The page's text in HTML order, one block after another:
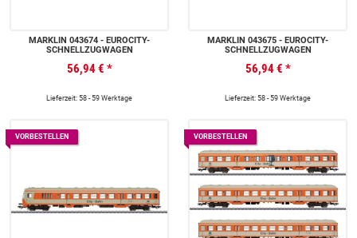
MÄRKLIN 043674 - EUROCITY-
SCHNELLZUGWAGEN
56,94 € *
Lieferzeit: 58 - 59 Werktage
MÄRKLIN 043675 - EUROCITY-
SCHNELLZUGWAGEN
56,94 € *
Lieferzeit: 58 - 59 Werktage
VORBESTELLEN VORBESTELLEN